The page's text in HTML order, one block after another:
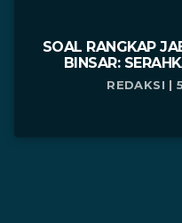
SOAL RANGKAP
BINSAR:
REDAKSI |